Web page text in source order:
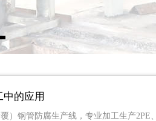
的应用
）钢管防腐生产线，专业加工生产2PE